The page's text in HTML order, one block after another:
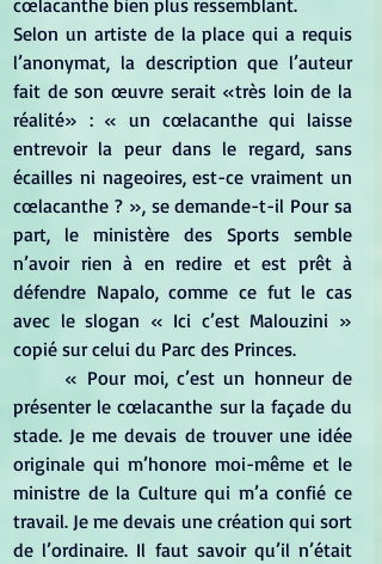
Selon un artiste de la place qui a requis
l’anonymat, la description que l’auteur
fait de son œuvre serait «très loin de la
réalité» : « un cœlacanthe qui laisse
entrevoir la peur dans le regard, sans
écailles ni nageoires, est-ce vraiment un
cœlacanthe ? », se demande-t-il Pour sa
part, le ministère des Sports semble
n’avoir rien à en redire et est prêt à
défendre Napalo, comme ce fut le cas
avec le slogan « Ici c’est Malouzini »
copié sur celui du Parc des Princes.
présenter le cœlacanthe sur la façade du
stade. Je me devais de trouver une idée
originale qui m’honore moi-même et le
ministre de la Culture qui m’a confié ce
travail. Je me devais une création qui sort
de l’ordinaire. Il faut savoir qu’il n’était